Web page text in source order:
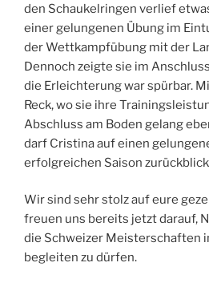
den Schaukelringen verlief
einer gelungenen Übung im
der Wettkampfübung mit der
Dennoch zeigte sie im
die Erleichterung war spürbar.
Reck, wo sie ihre
Abschluss am Boden gelang
darf Cristina auf einen
erfolgreichen Saison
Wir sind sehr stolz auf eure
freuen uns bereits jetzt darauf,
die Schweizer Meisterschaften
begleiten zu dürfen.